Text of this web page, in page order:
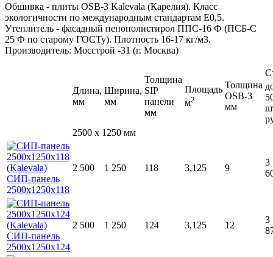
Обшивка - плиты ОSB-3 Kalevala (Карелия). Класс
экологичности по международным стандартам Е0,5.
Утеплитель - фасадный пенополистирол ППС-16 Ф (ПСБ-С
25 Ф по старому ГОСТу). Плотность 16-17 кг/м3.
Производитель: Мосстрой -31 (г. Москва)
Длина,
мм
Ширина,
мм
Толщина
SIP
панели
мм
Площадь
м2
Толщина
OSB-3
мм
2500 x 1250 мм
2 500 1 250 118 3,125 9
3
2 500 1 250 124 3,125 12
3